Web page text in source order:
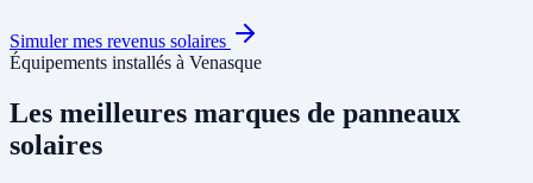
Simuler mes revenus solaires
Équipements installés à Venasque
Les meilleures marques de panneaux
solaires